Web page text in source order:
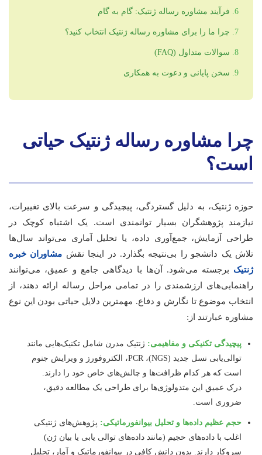
فرآیند مشاوره رساله ژنتیک: گام به گام
چرا ما را برای مشاوره رساله ژنتیک انتخاب کنید؟
سوالات متداول (FAQ)
سخن پایانی و دعوت به همکاری
چرا مشاوره رساله ژنتیک حیاتی
است؟
حوزه ژنتیک، به دلیل گستردگی، پیچیدگی و سرعت بالای تغییرات،
نیازمند پژوهشگران بسیار توانمندی است. یک اشتباه کوچک در
طراحی آزمایش، جمع‌آوری داده، یا تحلیل آماری می‌تواند سال‌ها
تلاش یک دانشجو را بی‌نتیجه بگذارد. در اینجا نقش مشاوران خبره
ژنتیک برجسته می‌شود. آن‌ها با دیدگاهی جامع و عمیق، می‌توانند
راهنمایی‌های ارزشمندی را در تمامی مراحل رساله ارائه دهند، از
انتخاب موضوع تا نگارش و دفاع. مهمترین دلایل حیاتی بودن این نوع
مشاوره عبارتند از:
پیچیدگی تکنیکی و مفاهیمی: ژنتیک مدرن شامل تکنیک‌هایی مانند
توالی‌یابی نسل جدید (NGS)، PCR، الکتروفورز و ویرایش جنوم
است که هر کدام ظرافت‌ها و چالش‌های خاص خود را دارند.
درک عمیق این متدولوژی‌ها برای طراحی یک مطالعه دقیق،
ضروری است.
حجم عظیم داده‌ها و تحلیل بیوانفورماتیکی: پژوهش‌های ژنتیکی
اغلب با داده‌های حجیم (مانند داده‌های توالی‌ یابی یا بیان ژن)
سروکار دارند. بدون دانش کافی در بیوانفورماتیک و آمار، تحلیل